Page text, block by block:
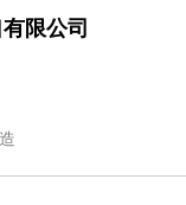
限公司